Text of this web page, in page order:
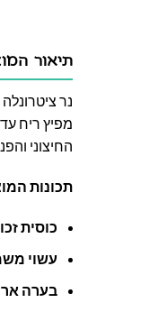
תיאור
נר
מפיץ ריח
החיצוני
תכונות
כוסית
עשוי
בערה